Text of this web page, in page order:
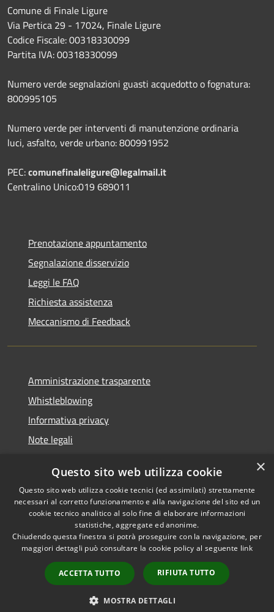
Comune di Finale Ligure
Via Pertica 29 - 17024, Finale Ligure
Codice Fiscale: 00318330099
Partita IVA: 00318330099
Numero verde segnalazioni guasti acquedotto o fognatura:
800995105
Numero verde per interventi di manutenzione ordinaria
luci, asfalto, verde urbano: 800991952
PEC:comunefinaleligure@legalmail.it
Centralino Unico:019 689011
Prenotazione appuntamento
Segnalazione disservizio
Leggi le FAQ
Richiesta assistenza
Meccanismo di Feedback
Amministrazione trasparente
Whistleblowing
Informativa privacy
Note legali
Segnalazioni di inaccessibilità
RSS
Accessibilità
Copyright © 2026 • Comune di
Finale Ligure • Powered by
Municipium•
Accesso
redazione
×
Questo sito web utilizza cookie
Questo sito web utilizza cookie tecnici (ed assimilati) strettamente
necessari al corretto funzionamento e alla navigazione del sito ed un
cookie tecnico analitico al solo fine di elaborare informazioni
statistiche, aggregate ed anonime.
Chiudendo questa finestra si potrà proseguire con la navigazione, per
maggiori dettagli può consultare la cookie policy al seguente link
ACCETTA TUTTO RIFIUTA TUTTO
MOSTRA DETTAGLI